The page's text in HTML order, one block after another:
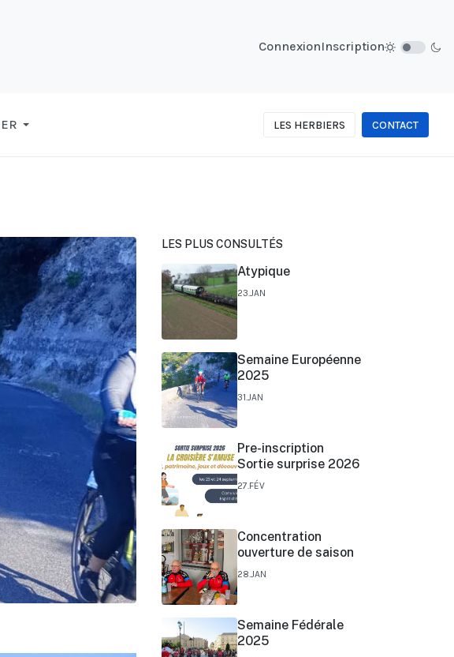
ConnexionInscription
LES HERBIERS CONTACT
LES PLUS CONSULTÉS
Atypique
23.JAN
Semaine Européenne
2025
31.JAN
Pre-inscription
Sortie surprise 2026
27.FÉV
Concentration
ouverture de saison
28.JAN
Semaine Fédérale
2025